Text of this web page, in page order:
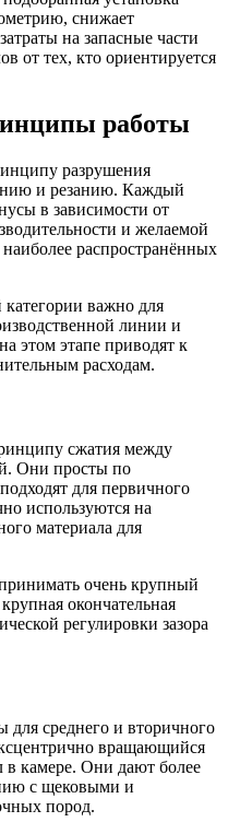
снижает
на запасные части
от тех, кто ориентируется
работы
разрушения
и резанию. Каждый
в зависимости от
и желаемой
распространённых
важно для
линии и
этом этапе приводят к
расходам.
сжатия между
Они просты по
для первичного
используются на
материала для
очень крупный
окончательная
регулировки зазора
среднего и вторичного
вращающийся
в камере. Они дают более
с щековыми и
пород.